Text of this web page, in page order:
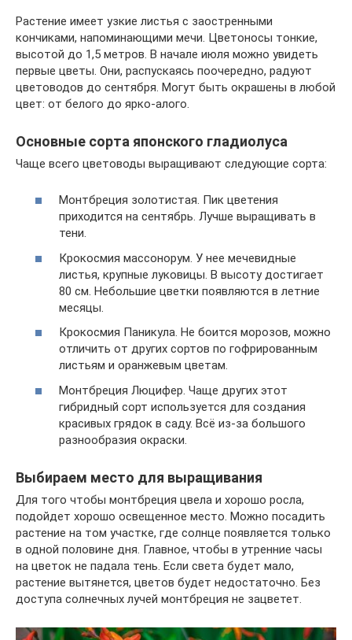
Растение имеет узкие листья с заостренными
кончиками, напоминающими мечи. Цветоносы тонкие,
высотой до 1,5 метров. В начале июля можно увидеть
первые цветы. Они, распускаясь поочередно, радуют
цветоводов до сентября. Могут быть окрашены в любой
цвет: от белого до ярко-алого.
Основные сорта японского гладиолуса
Чаще всего цветоводы выращивают следующие сорта:
Монтбреция золотистая. Пик цветения
приходится на сентябрь. Лучше выращивать в
тени.
Крокосмия массонорум. У нее мечевидные
листья, крупные луковицы. В высоту достигает
80 см. Небольшие цветки появляются в летние
месяцы.
Крокосмия Паникула. Не боится морозов, можно
отличить от других сортов по гофрированным
листьям и оранжевым цветам.
Монтбреция Люцифер. Чаще других этот
гибридный сорт используется для создания
красивых грядок в саду. Всё из-за большого
разнообразия окраски.
Выбираем место для выращивания
Для того чтобы монтбреция цвела и хорошо росла,
подойдет хорошо освещенное место. Можно посадить
растение на том участке, где солнце появляется только
в одной половине дня. Главное, чтобы в утренние часы
на цветок не падала тень. Если света будет мало,
растение вытянется, цветов будет недостаточно. Без
доступа солнечных лучей монтбреция не зацветет.